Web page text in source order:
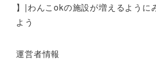
】|わんこokの施設が増えるように
よう
運営者情報